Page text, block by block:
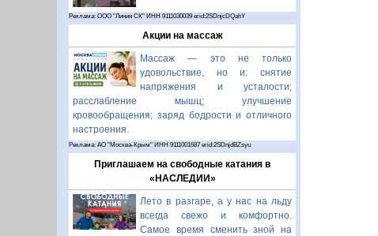
Реклама: ООО "Линия СК" ИНН 9111030039 erid:2SDnjcDQahY
Акции на массаж
Массаж — это не только
удовольствие, но и: снятие
напряжения и усталости;
расслабление мышц; улучшение
кровообращения; заряд бодрости и отличного
настроения.
Реклама: АО "Москва-Крым" ИНН 9111001687 erid:2SDnjdBZsyu
Приглашаем на свободные катания в
«НАСЛЕДИИ»
Лето в разгаре, а у нас на льду
всегда свежо и комфортно.
Самое время сменить зной на